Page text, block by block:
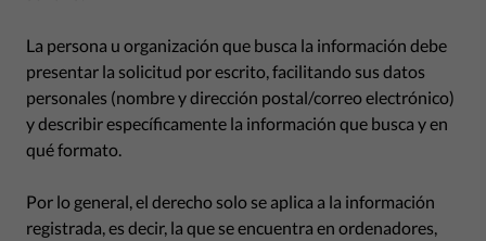
La persona u organización que busca la información debe
presentar la solicitud por escrito, facilitando sus datos
personales (nombre y dirección postal/correo electrónico)
y describir específicamente la información que busca y en
qué formato.
Por lo general, el derecho solo se aplica a la información
registrada, es decir, la que se encuentra en ordenadores,